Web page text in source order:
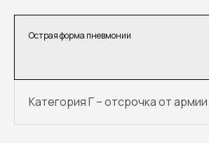
Острая форма пневмонии
Категория Г – отсрочка от армии